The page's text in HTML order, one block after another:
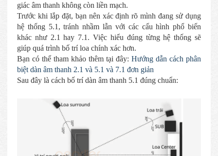
giác âm thanh không còn liền mạch.
Trước khi lắp đặt, bạn nên xác định rõ mình đang sử dụng
hệ thống 5.1, tránh nhầm lẫn với các cấu hình phổ biến
khác như 2.1 hay 7.1. Việc hiểu đúng từng hệ thống sẽ
giúp quá trình bố trí loa chính xác hơn.
Bạn có thể tham khảo thêm tại đây: Hướng dẫn cách phân
biệt dàn âm thanh 2.1 và 5.1 và 7.1 đơn giản
Sau đây là cách bố trí dàn âm thanh 5.1 đúng chuẩn: